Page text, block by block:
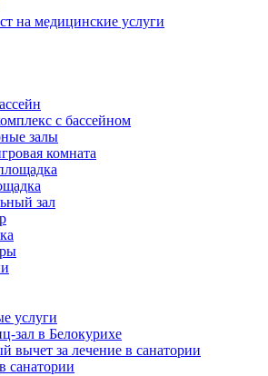
на медицинские услуги
с бассейном
залы
комната
зал
услуги
зал в Белокурихе
вычет за лечение в санатории
санатории